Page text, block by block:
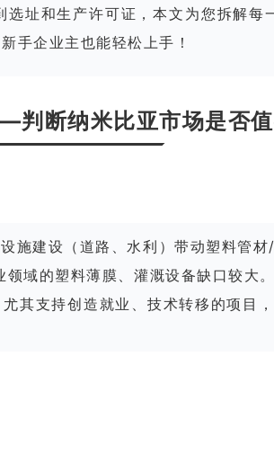
选址和生产许可证，本文为您拆解每
手企业主也能轻松上手！
断纳米比亚市场是否
施建设（道路、水利）带动塑料管
领域的塑料薄膜、灌溉设备缺口较大
其支持创造就业、技术转移的项目